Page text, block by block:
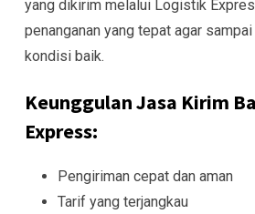
yang dikirim melalui Logistik
penanganan yang tepat agar
kondisi baik.
Keunggulan Jasa Kirim
Express:
Pengiriman cepat dan aman
Tarif yang terjangkau